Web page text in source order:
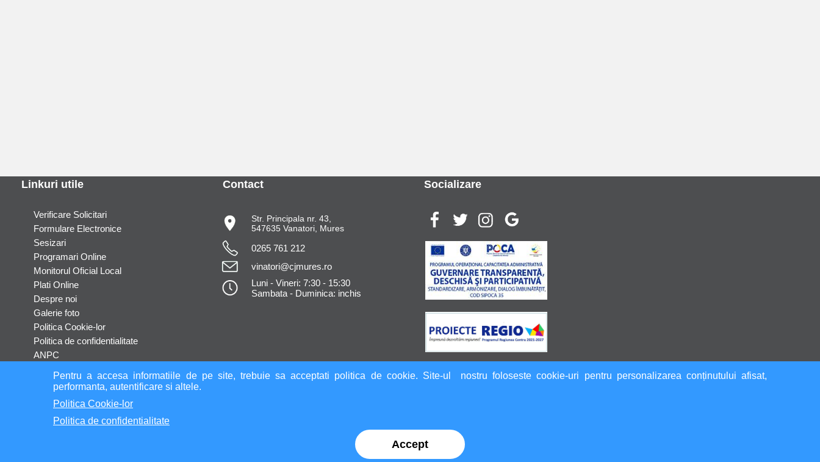
Linkuri utile
Verificare Solicitari
Formulare Electronice
Sesizari
Programari Online
Monitorul Oficial Local
Plati Online
Despre noi
Galerie foto
Politica Cookie-lor
Politica de confidentialitate
ANPC
Contact
Str. Principala nr. 43,
547635 Vanatori, Mures
0265 761 212
vinatori@cjmures.ro
Luni - Vineri: 7:30 - 15:30
Sambata - Duminica: inchis
Socializare
Pentru a accesa informatiile de pe site, trebuie sa acceptati politica de cookie. Site-ul nostru foloseste cookie-uri pentru personalizarea conținutului afisat,
performanta, autentificare si altele.
Politica Cookie-lor
Politica de confidentialitate